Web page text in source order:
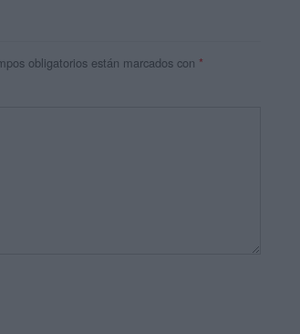
obligatorios están marcados con *